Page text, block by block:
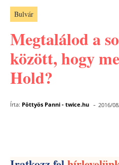
Bulvár
Megtalálod a
között, hogy
Hold?
Írta: Pöttyös Panni - twice.hu - 2016/